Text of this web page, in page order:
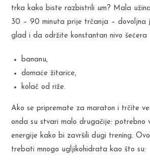
trka kako biste razbistrili um? Mala
30 – 90 minuta prije trčanja – dovoljna
glad i da održite konstantan nivo šećera
bananu,
domaće žitarice,
kolač od riže.
Ako se pripremate za maraton i trčite
onda su stvari malo drugačije: potrebno
energije kako bi završili dugi trening.
trebati mnogo ugljikohidrata kao što su: